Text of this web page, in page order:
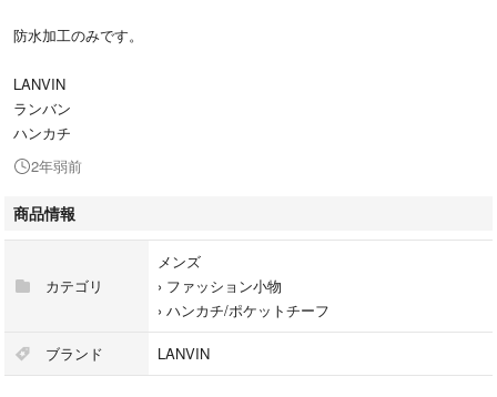
防水加工のみです。
LANVIN
ランバン
ハンカチ
2年弱前
商品情報
カテゴリ
メンズ
› ファッション小物
› ハンカチ/ポケットチーフ
ブランド LANVIN